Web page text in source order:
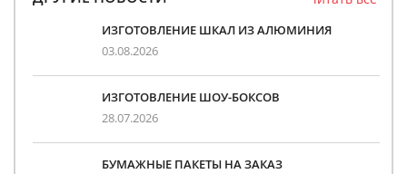
ИЗГОТОВЛЕНИЕ ШКАЛ ИЗ АЛЮМИНИЯ
03.08.2026
ИЗГОТОВЛЕНИЕ ШОУ-БОКСОВ
28.07.2026
БУМАЖНЫЕ ПАКЕТЫ НА ЗАКАЗ